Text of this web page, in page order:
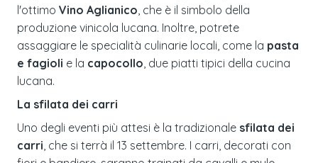
l'ottimo Vino Aglianico , che è il simbolo della
produzione vinicola lucana. Inoltre, potrete
assaggiare le specialità culinarie locali, come la pasta
e fagioli e la capocollo , due piatti tipici della cucina
lucana.
La sfilata dei carri
Uno degli eventi più attesi è la tradizionale sfilata dei
carri , che si terrà il 13 settembre. I carri, decorati con